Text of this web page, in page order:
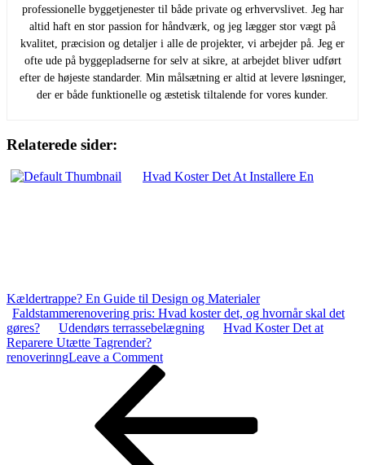
professionelle byggetjenester til både private og erhvervslivet. Jeg har
altid haft en stor passion for håndværk, og jeg lægger stor vægt på
kvalitet, præcision og detaljer i alle de projekter, vi arbejder på. Jeg er
ofte ude på byggepladserne for selv at sikre, at arbejdet bliver udført
efter de højeste standarder. Min målsætning er altid at levere løsninger,
der er både funktionelle og æstetisk tiltalende for vores kunder.
Relaterede sider:
Hvad Koster Det At Installere En
Kældertrappe? En Guide til Design og Materialer
Faldstammerenovering pris: Hvad koster det, og hvornår skal det
gøres?
Udendørs terrassebelægning
Hvad Koster Det at
Reparere Utætte Tagrender?
renoverinngLeave a Commenton
Hvad
At
Indlægsnavigation